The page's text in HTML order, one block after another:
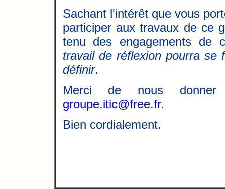
Sachant l'intérêt que vous
participer aux travaux de ce
tenu des engagements de
travail de réflexion pourra se
définir.
Merci de nous
groupe.itic@free.fr.
Bien cordialement.